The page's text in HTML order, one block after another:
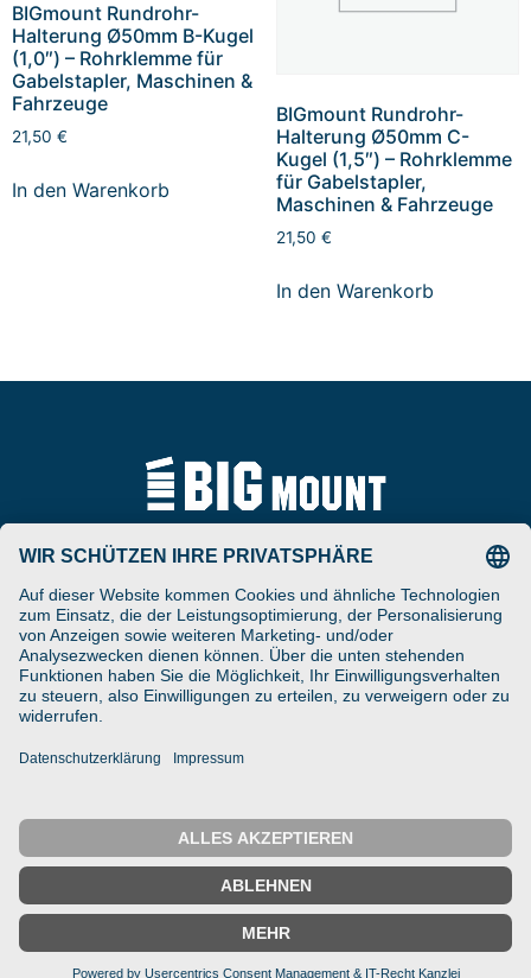
BIGmount Rundrohr-
Halterung Ø50mm B-Kugel
(1,0″) – Rohrklemme für
Gabelstapler, Maschinen &
Fahrzeuge
21,50 €
In den Warenkorb
BIGmount Rundrohr-
Halterung Ø50mm C-
Kugel (1,5″) – Rohrklemme
für Gabelstapler,
Maschinen & Fahrzeuge
21,50 €
In den Warenkorb
ARAT Spezialhalterungen
GmbH
Schierbusch 2a
D- 33161 Hövelhof
DESIGNED ENGINEERED
Tel
+49 (0) 5257-9380625
Fax
+49 (0) 5257-9380629
IMPRESSUM DATENSCHUTZ
© 2025 ARAT Spezialhalterungen GmbH
← Zurück Startseite